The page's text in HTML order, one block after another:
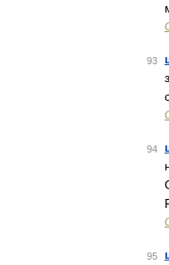
93
94
95